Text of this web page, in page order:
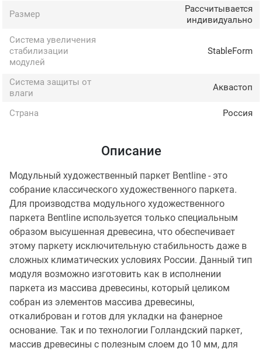
Размер
Рассчитывается
индивидуально
Система увеличения
стабилизации
модулей
StableForm
Система защиты от
влаги
Аквастоп
Страна Россия
Описание
Модульный художественный паркет Bentline - это
собрание классического художественного паркета.
Для производства модульного художественного
паркета Bentline используется только специальным
образом высушенная древесина, что обеспечивает
этому паркету исключительную стабильность даже в
сложных климатических условиях России. Данный тип
модуля возможно изготовить как в исполнении
паркета из массива древесины, который целиком
собран из элементов массива древесины,
откалиброван и готов для укладки на фанерное
основание. Так и по технологии Голландский паркет,
массив древесины с полезным слоем до 10 мм, для